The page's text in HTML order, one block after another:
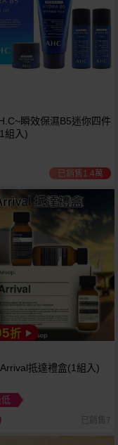
瞬效保濕B5迷你四件
組入)
已銷售1.4萬
折
抵達禮盒(1組入)
已銷售7